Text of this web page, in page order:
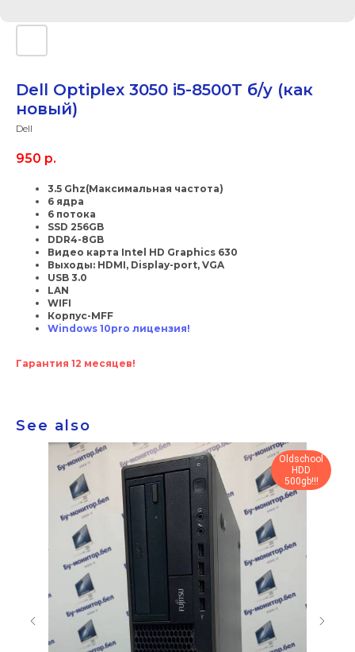
Dell Optiplex 3050 i5-8500T б/у (как
новый)
Dell
950 р.
3.5 Ghz(Максимальная частота)
6 ядра
6 потока
SSD 256GB
DDR4-8GB
Видео карта Intel HD Graphics 630
Выходы: HDMI, Display-port, VGA
USB 3.0
LAN
WIFI
Корпус-MFF
Windows 10pro лицензия!
Гарантия 12 месяцев!
See also
Oldschool
HDD
500gb!!!